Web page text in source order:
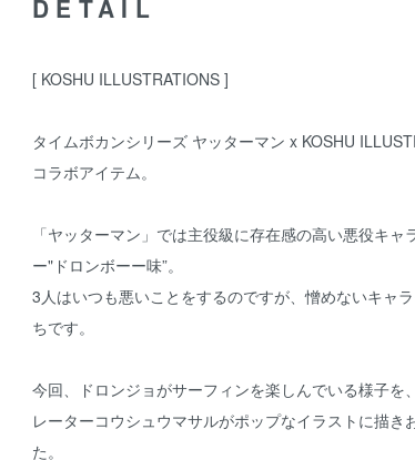
DETAIL
[ KOSHU ILLUSTRATIONS ]
タイムボカンシリーズ ヤッターマン x KOSHU
コラボアイテム。
「ヤッターマン」では主役級に存在感の高い悪役キャ
ー"ドロンボーー味”。
3人はいつも悪いことをするのですが、憎めないキャ
ちです。
今回、ドロンジョがサーフィンを楽しんでいる様子を
レーターコウシュウマサルがポップなイラストに描き
た。